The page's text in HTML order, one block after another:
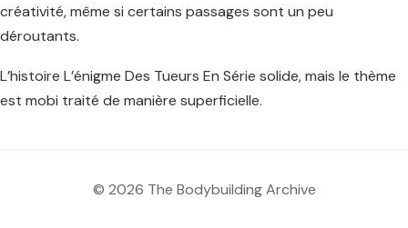
créativité, même si certains passages sont un peu
déroutants.
L’histoire L’énigme Des Tueurs En Série solide, mais le thème
est mobi traité de manière superficielle.
© 2026 The Bodybuilding Archive